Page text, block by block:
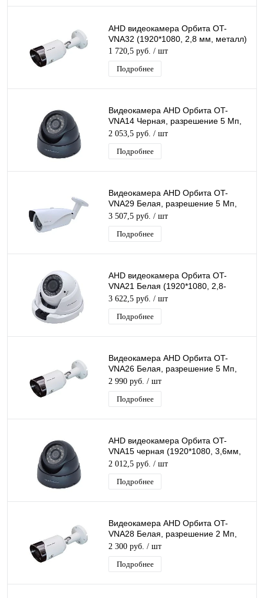
AHD видеокамера Орбита OT-
VNA32 (1920*1080, 2,8 мм, металл)
1 720,5 руб. / шт
Подробнее
Видеокамера AHD Орбита OT-
VNA14 Черная, разрешение 5 Mп,
3072*1728, объектив 3,6мм, ИК
подсветка
2 053,5 руб. / шт
Подробнее
Видеокамера AHD Орбита OT-
VNA29 Белая, разрешение 5 Mп,
3072*1728, объектив 2,8-12мм, ИК
подсветка
3 507,5 руб. / шт
Подробнее
AHD видеокамера Орбита OT-
VNA21 Белая (1920*1080, 2,8-
12мм, металл)
3 622,5 руб. / шт
Подробнее
Видеокамера AHD Орбита OT-
VNA26 Белая, разрешение 5 Mп,
3072*1728, объектив 3,6мм, ИК
подсветка
2 990 руб. / шт
Подробнее
AHD видеокамера Орбита OT-
VNA15 черная (1920*1080, 3,6мм,
пластик)
2 012,5 руб. / шт
Подробнее
Видеокамера AHD Орбита OT-
VNA28 Белая, разрешение 2 Mп,
1920*1080, объектив 3,6мм, ИК
подсветка
2 300 руб. / шт
Подробнее